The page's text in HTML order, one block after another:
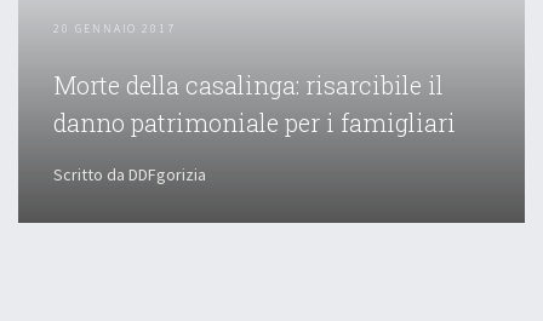
20 GENNAIO 2017
Morte della casalinga: risarcibile il
danno patrimoniale per i famigliari
Scritto da DDFgorizia